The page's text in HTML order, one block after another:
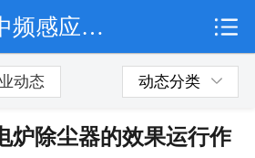
公司简介
中频感应电炉除尘器的效果运行作用及功能
动态 动态分类
炉除尘器的效果运行作